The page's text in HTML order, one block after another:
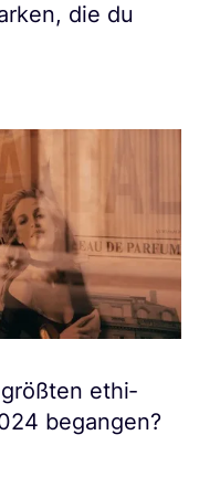
die du
größ­ten ethi­
begangen?